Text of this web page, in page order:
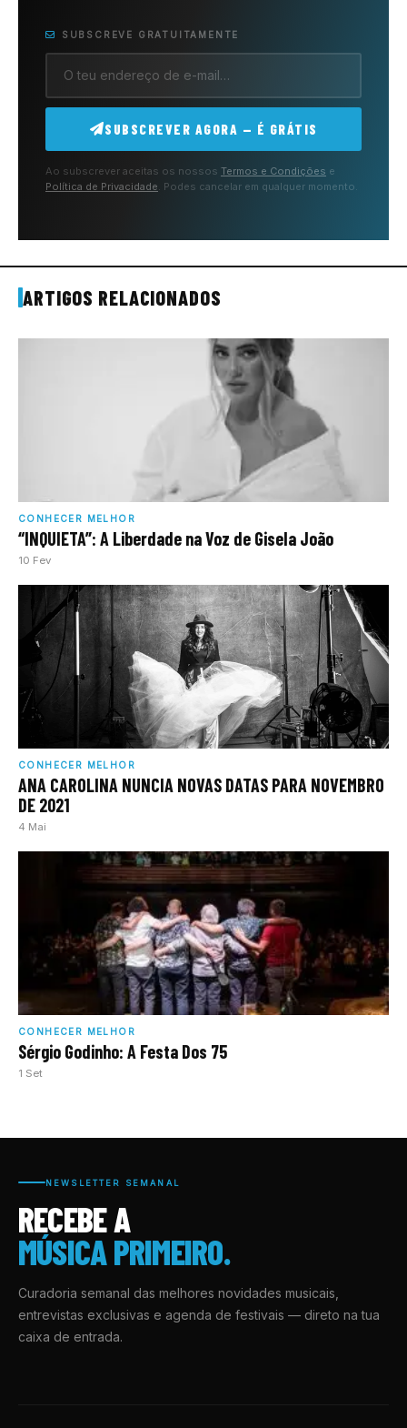
SUBSCREVE GRATUITAMENTE
SUBSCREVER AGORA — É GRÁTIS
Ao subscrever aceitas os nossos Termos e Condições e
Política de Privacidade . Podes cancelar em qualquer momento.
ARTIGOS RELACIONADOS
CONHECER MELHOR
“INQUIETA”: A Liberdade na Voz de Gisela João
10 Fev
CONHECER MELHOR
ANA CAROLINA NUNCIA NOVAS DATAS PARA NOVEMBRO
DE 2021
4 Mai
CONHECER MELHOR
Sérgio Godinho: A Festa Dos 75
1 Set
NEWSLETTER SEMANAL
RECEBE A
MÚSICA PRIMEIRO.
Curadoria semanal das melhores novidades musicais,
entrevistas exclusivas e agenda de festivais — direto na tua
caixa de entrada.